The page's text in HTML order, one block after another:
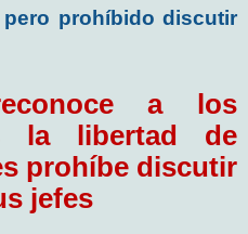
prohíbido discutir
a los
la libertad de
prohíbe discutir
jefes